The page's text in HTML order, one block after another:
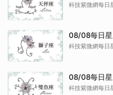
科技紫微網每日
08/08每日
科技紫微網每日
08/08每日
科技紫微網每日